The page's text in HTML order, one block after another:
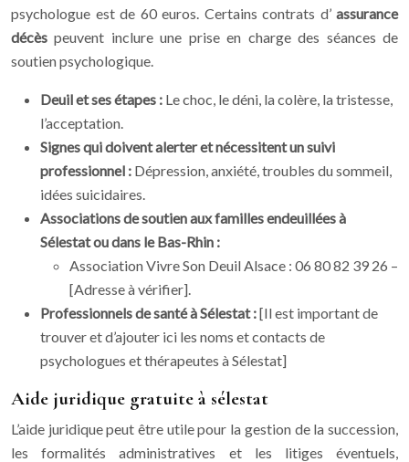
psychologue est de 60 euros. Certains contrats d’ assurance
décèspeuvent inclure une prise en charge des séances de
soutien psychologique.
Deuil et ses étapes : Le choc, le déni, la colère, la tristesse,
l’acceptation.
Signes qui doivent alerter et nécessitent un suivi
professionnel : Dépression, anxiété, troubles du sommeil,
idées suicidaires.
Associations de soutien aux familles endeuillées à
Sélestat ou dans le Bas-Rhin :
Association Vivre Son Deuil Alsace : 06 80 82 39 26 –
[Adresse à vérifier].
Professionnels de santé à Sélestat :[Il est important de
trouver et d’ajouter ici les noms et contacts de
psychologues et thérapeutes à Sélestat]
Aide juridique gratuite à sélestat
L’aide juridique peut être utile pour la gestion de la succession,
les formalités administratives et les litiges éventuels,